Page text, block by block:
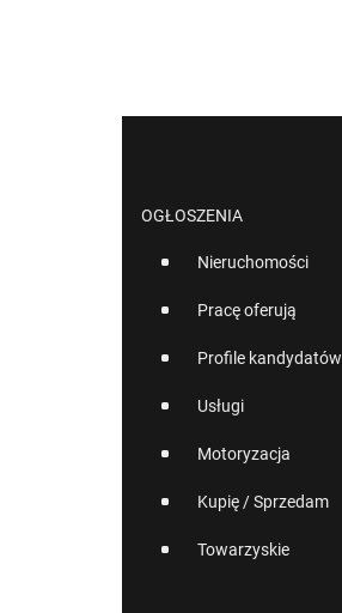
OGŁOSZENIA
Nieruchomości
Pracę oferują
Profile kandydatów
Usługi
Motoryzacja
Kupię / Sprzedam
Towarzyskie